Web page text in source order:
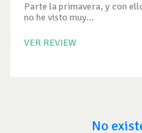
Parte la primavera, y con
no he visto muy...
VER REVIEW
No